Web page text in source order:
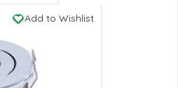
Add to Wishlist